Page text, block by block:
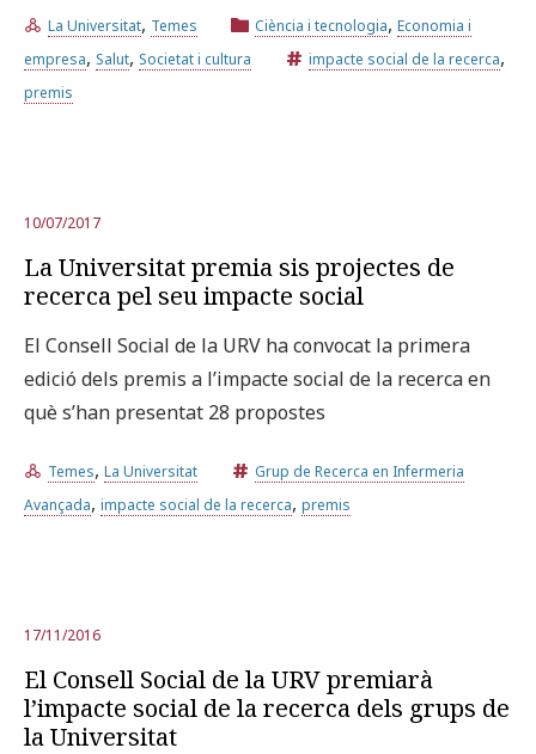
La Universitat, Temes Ciència i tecnologia, Economia i
empresa, Salut, Societat i cultura impacte social de la recerca,
premis
10/07/2017
La Universitat premia sis projectes de
recerca pel seu impacte social
El Consell Social de la URV ha convocat la primera
edició dels premis a l’impacte social de la recerca en
què s’han presentat 28 propostes
Temes, La Universitat
Grup de Recerca en Infermeria
Avançada, impacte social de la recerca, premis
17/11/2016
El Consell Social de la URV premiarà
l’impacte social de la recerca dels grups de
la Universitat